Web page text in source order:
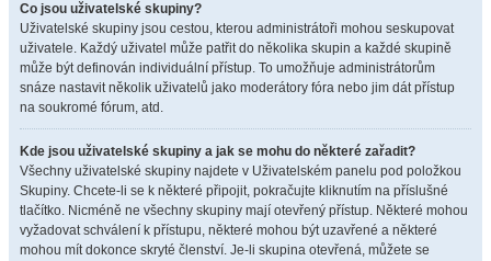
Co jsou uživatelské skupiny?
Uživatelské skupiny jsou cestou, kterou administrátoři mohou seskupovat
uživatele. Každý uživatel může patřit do několika skupin a každé skupině
může být definován individuální přístup. To umožňuje administrátorům
snáze nastavit několik uživatelů jako moderátory fóra nebo jim dát přístup
na soukromé fórum, atd.
Kde jsou uživatelské skupiny a jak se mohu do některé zařadit?
Všechny uživatelské skupiny najdete v Uživatelském panelu pod položkou
Skupiny. Chcete-li se k některé připojit, pokračujte kliknutím na příslušné
tlačítko. Nicméně ne všechny skupiny mají otevřený přístup. Některé mohou
vyžadovat schválení k přístupu, některé mohou být uzavřené a některé
mohou mít dokonce skryté členství. Je-li skupina otevřená, můžete se